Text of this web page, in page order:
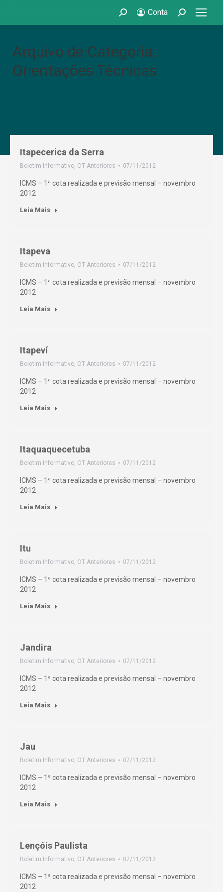
Search: Conta Search:
Arquivo de Categoria:
Orientações Técnicas
Itapecerica da Serra
Boletim Informativo, OT Anteriores 07/11/2012
ICMS – 1ª cota realizada e previsão mensal – novembro
2012
Leia Mais
Itapeva
Boletim Informativo, OT Anteriores 07/11/2012
ICMS – 1ª cota realizada e previsão mensal – novembro
2012
Leia Mais
Itapeví
Boletim Informativo, OT Anteriores 07/11/2012
ICMS – 1ª cota realizada e previsão mensal – novembro
2012
Leia Mais
Itaquaquecetuba
Boletim Informativo, OT Anteriores 07/11/2012
ICMS – 1ª cota realizada e previsão mensal – novembro
2012
Leia Mais
Itu
Boletim Informativo, OT Anteriores 07/11/2012
ICMS – 1ª cota realizada e previsão mensal – novembro
2012
Leia Mais
Jandira
Boletim Informativo, OT Anteriores 07/11/2012
ICMS – 1ª cota realizada e previsão mensal – novembro
2012
Leia Mais
Jau
Boletim Informativo, OT Anteriores 07/11/2012
ICMS – 1ª cota realizada e previsão mensal – novembro
2012
Leia Mais
Lençóis Paulista
Boletim Informativo, OT Anteriores 07/11/2012
ICMS – 1ª cota realizada e previsão mensal – novembro
2012